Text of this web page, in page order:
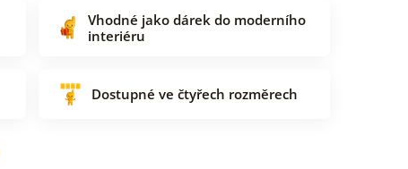
Vhodné jako dárek do moderního
interiéru
Dostupné ve čtyřech rozměrech